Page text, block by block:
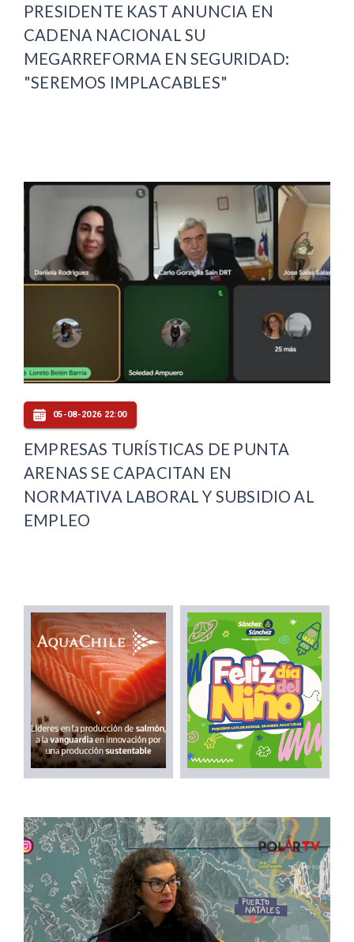
PRESIDENTE KAST ANUNCIA EN
CADENA NACIONAL SU
MEGARREFORMA EN SEGURIDAD:
"SEREMOS IMPLACABLES"
05-08-2026 22:00
EMPRESAS TURÍSTICAS DE PUNTA
ARENAS SE CAPACITAN EN
NORMATIVA LABORAL Y SUBSIDIO AL
EMPLEO